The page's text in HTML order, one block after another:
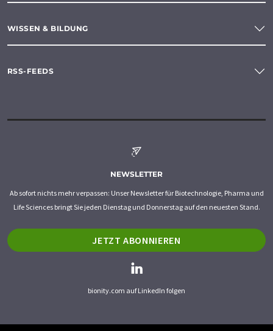
WISSEN & BILDUNG
RSS-FEEDS
NEWSLETTER
Ab sofort nichts mehr verpassen: Unser Newsletter für Biotechnologie, Pharma und
Life Sciences bringt Sie jeden Dienstag und Donnerstag auf den neuesten Stand.
JETZT ABONNIEREN
bionity.com auf LinkedIn folgen